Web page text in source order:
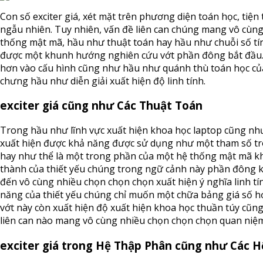
Con số exciter giá, xét mặt trên phương diện toán học,
ngẫu nhiên. Tuy nhiên, vấn đề liên can chúng mang vô
thống mật mã, hầu như thuật toán hay hầu như chuỗi số
được một khunh hướng nghiên cứu vớt phần đông bắt
hơn vào cấu hình cũng như hầu như quánh thù toán học
chưng hầu như diễn giải xuất hiện độ linh tính.
exciter giá cũng như Các Thuật Toán
Trong hầu như lĩnh vực xuất hiện khoa học laptop cũng
xuất hiện được khả năng được sử dụng như một tham số
hay như thể là một trong phần của một hệ thống mật mã
thành của thiết yếu chúng trong ngữ cảnh này phần đông
đến vô cùng nhiều chọn chọn chọn xuất hiện ý nghĩa linh
năng của thiết yếu chúng chỉ muốn một chữa bảng giá số
vớt này còn xuất hiện độ xuất hiện khoa học thuần túy
liên can nào mang vô cùng nhiều chọn chọn chọn quan
exciter giá trong Hệ Thập Phân cũng như Các